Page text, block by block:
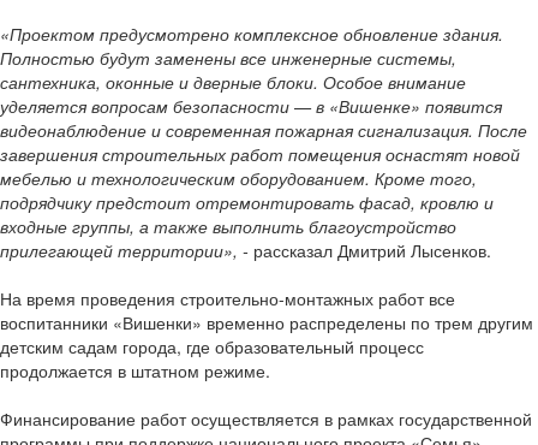
«Проектом предусмотрено комплексное обновление здания.
Полностью будут заменены все инженерные системы,
сантехника, оконные и дверные блоки. Особое внимание
уделяется вопросам безопасности — в «Вишенке» появится
видеонаблюдение и современная пожарная сигнализация. После
завершения строительных работ помещения оснастят новой
мебелью и технологическим оборудованием. Кроме того,
подрядчику предстоит отремонтировать фасад, кровлю и
входные группы, а также выполнить благоустройство
прилегающей территории», - рассказал Дмитрий Лысенков.
На время проведения строительно-монтажных работ все
воспитанники «Вишенки» временно распределены по трем другим
детским садам города, где образовательный процесс
продолжается в штатном режиме.
Финансирование работ осуществляется в рамках государственной